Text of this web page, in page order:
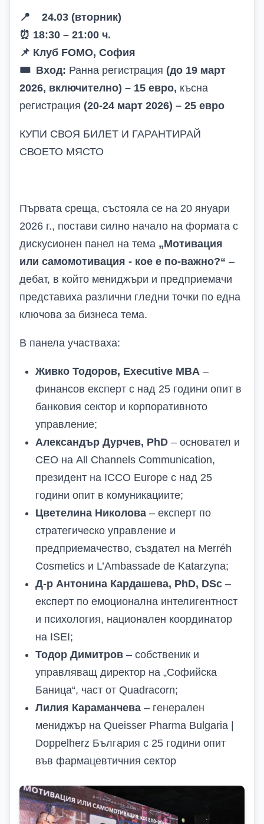
📍 24.03 (вторник)
⏰ 18:30 – 21:00 ч.
📌 Клуб FOMO, София
🎟 Вход: Ранна регистрация (до 19 март
2026, включително) – 15 евро, късна
регистрация (20-24 март 2026) – 25 евро
КУПИ СВОЯ БИЛЕТ И ГАРАНТИРАЙ
СВОЕТО МЯСТО
Първата среща, състояла се на 20 януари
2026 г., постави силно начало на формата с
дискусионен панел на тема „Мотивация
или самомотивация - кое е по-важно?“ –
дебат, в който мениджъри и предприемачи
представиха различни гледни точки по една
ключова за бизнеса тема.
В панела участваха:
Живко Тодоров, Executive MBA –
финансов експерт с над 25 години опит в
банковия сектор и корпоративното
управление;
Александър Дурчев, PhD – основател и
CEO на All Channels Communication,
президент на ICCO Europe с над 25
години опит в комуникациите;
Цветелина Николова – експерт по
стратегическо управление и
предприемачество, създател на Merréh
Cosmetics и L’Ambassade de Katarzyna;
Д-р Антонина Кардашева, PhD, DSc –
експерт по емоционална интелигентност
и психология, национален координатор
на ISEI;
Тодор Димитров – собственик и
управляващ директор на „Софийска
Баница“, част от Quadracorn;
Лилия Караманчева – генерален
мениджър на Queisser Pharma Bulgaria |
Doppelherz България с 25 години опит
във фармацевтичния сектор